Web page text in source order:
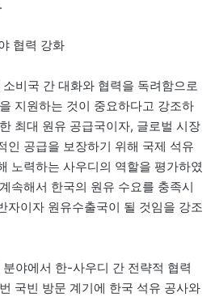
협력 강화
비국 간 대화와 협력을 독려함으로
지원하는 것이 중요하다고 강조하
최대 원유 공급국이자, 글로벌 시장
인 공급을 보장하기 위해 국제 석유
노력하는 사우디의 역할을 평가하였
속해서 한국의 원유 수요를 충족시
자이자 원유수출국이 될 것임을 강조
야에서 한-사우디 간 전략적 협력
국빈 방문 계기에 한국 석유 공사와